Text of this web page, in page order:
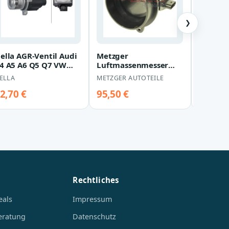
AGR-Ventil Audi
A5 A6 Q5 Q7 VW
€
Metzger
Luftmassenmesser
Audi A4 A5 A6 A7 Q5
Q7 VW Touareg
METZGER AUTOTEILE
95,50 €
❯
Rechtliches
Impressum
Datenschutz